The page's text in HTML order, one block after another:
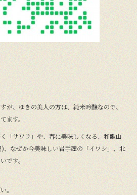
が、ゆきの美人の方は、純米吟醸なので、
ます。
「サワラ」や、春に美味しくなる、和歌山
、なぜか今美味しい岩手産の「イワシ」、北
です。
。